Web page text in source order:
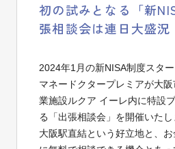
初の試みとなる「新
張相談会は連日大盛況
2024年1月の新NISA制度スター
マネードクタープレミアが大
業施設ルクア イーレ内に特設
る「出張相談会」を開催いたし
大阪駅直結という好立地と、